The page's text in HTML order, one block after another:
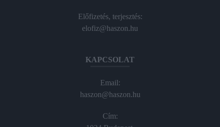
Előfizetés, terjesztés:
elofiz@haszon.hu
KAPCSOLAT
Email:
haszon@haszon.hu
Cím: